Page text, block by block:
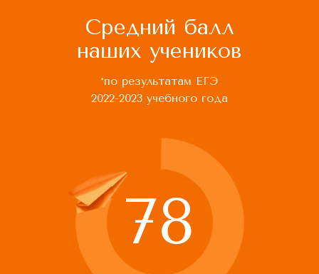
*по результатам ЕГЭ
Средний балл
наших учеников
2022-2023 учебного года
78